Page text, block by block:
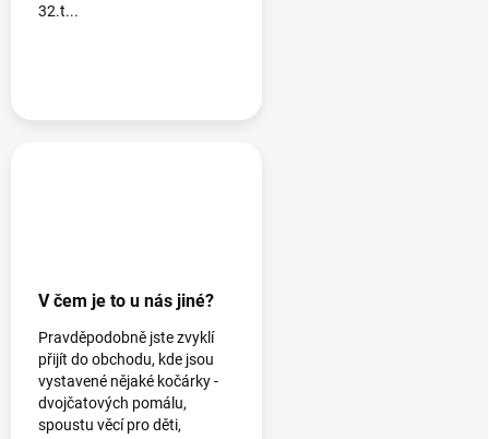
32.t...
V čem je to u nás jiné?
Pravděpodobně jste zvyklí
přijít do obchodu, kde jsou
vystavené nějaké kočárky -
dvojčatových pomálu,
spoustu věcí pro děti,